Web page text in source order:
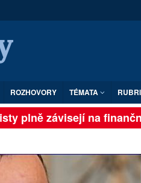
ROZHOVORY TÉMATA
plně závisejí na